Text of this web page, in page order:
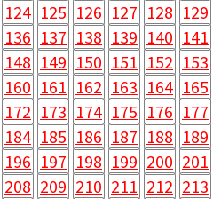
124 125 126 127 128 129
136 137 138 139 140 141
148 149 150 151 152 153
160 161 162 163 164 165
172 173 174 175 176 177
184 185 186 187 188 189
196 197 198 199 200 201
208 209 210 211 212 213